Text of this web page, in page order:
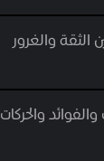
الثقة والغرور
والحركات